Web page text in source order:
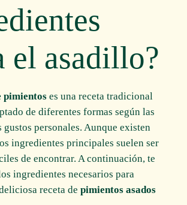
el asadillo?
pimientos es una receta tradicional
de diferentes formas según las
gustos personales. Aunque existen
ingredientes principales suelen ser
de encontrar. A continuación, te
ingredientes necesarios para
receta depimientos asados